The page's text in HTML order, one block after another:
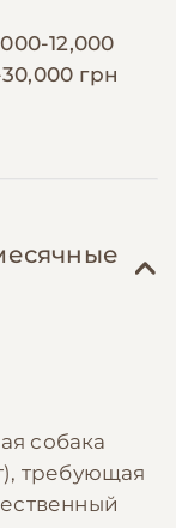
12,000
грн
собака
требующая